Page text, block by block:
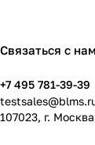
Связаться с
+7 495 781-39-39
107023, г.